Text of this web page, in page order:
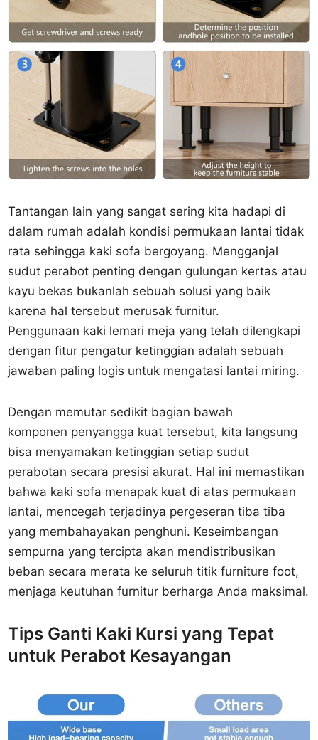
Tantangan lain yang sangat sering kita hadapi di
dalam rumah adalah kondisi permukaan lantai tidak
rata sehingga kaki sofa bergoyang. Mengganjal
sudut perabot penting dengan gulungan kertas atau
kayu bekas bukanlah sebuah solusi yang baik
karena hal tersebut merusak furnitur.
Penggunaan kaki lemari meja yang telah dilengkapi
dengan fitur pengatur ketinggian adalah sebuah
jawaban paling logis untuk mengatasi lantai miring.
Dengan memutar sedikit bagian bawah
komponen penyangga kuat tersebut, kita langsung
bisa menyamakan ketinggian setiap sudut
perabotan secara presisi akurat. Hal ini memastikan
bahwa kaki sofa menapak kuat di atas permukaan
lantai, mencegah terjadinya pergeseran tiba tiba
yang membahayakan penghuni. Keseimbangan
sempurna yang tercipta akan mendistribusikan
beban secara merata ke seluruh titik furniture foot,
menjaga keutuhan furnitur berharga Anda maksimal.
Tips Ganti Kaki Kursi yang Tepat
untuk Perabot Kesayangan